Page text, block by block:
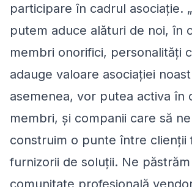
participare în cadrul asociație. „
putem aduce alături de noi, în
membri onorifici, personalități
adauge valoare asociației
asemenea, vor putea activa în
membri, și companii care să
construim o punte între clienții
furnizorii de soluții. Ne
comunitate profesională